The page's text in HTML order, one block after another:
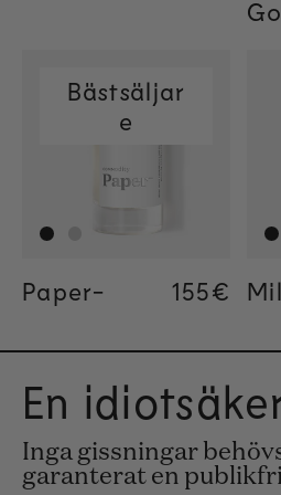
Bästsäljar
e
Paper- Regular
155€
Regular
155€
Regular
34€
En
Inga gissningar
garanterat en